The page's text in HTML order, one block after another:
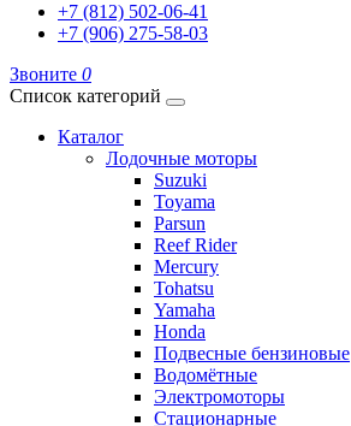
+7 (812) 502-06-41
+7 (906) 275-58-03
Звоните 0
Список категорий
Каталог
Лодочные моторы
Suzuki
Toyama
Parsun
Reef Rider
Mercury
Tohatsu
Yamaha
Honda
Подвесные бензиновые
Водомётные
Электромоторы
Стационарные